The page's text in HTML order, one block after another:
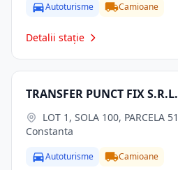
Autoturisme Camioane
Detalii stație
TRANSFER PUNCT FIX S.R.L.
Constanta
Autoturisme Camioane